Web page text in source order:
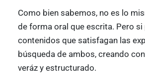
Como bien sabemos, no es lo
de forma oral que escrita. Pero
contenidos que satisfagan las
búsqueda de ambos, creando
veráz y estructurado.